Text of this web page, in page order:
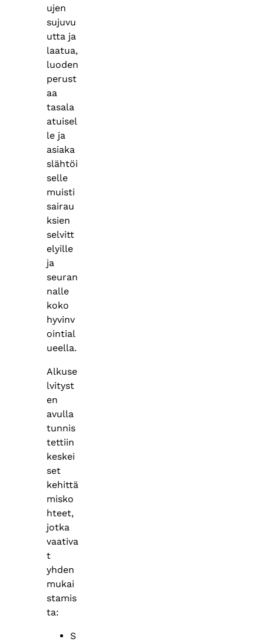
ujen
sujuvu
utta ja
laatua,
luoden
perust
aa
tasala
atuisel
le ja
asiaka
slähtöi
selle
muisti
sairau
ksien
selvitt
elyille
ja
seuran
nalle
koko
hyvinv
ointial
ueella.
Alkuse
lvityst
en
avulla
tunnis
tettiin
keskei
set
kehittä
misko
hteet,
jotka
vaativa
t
yhden
mukai
stamis
ta:
S